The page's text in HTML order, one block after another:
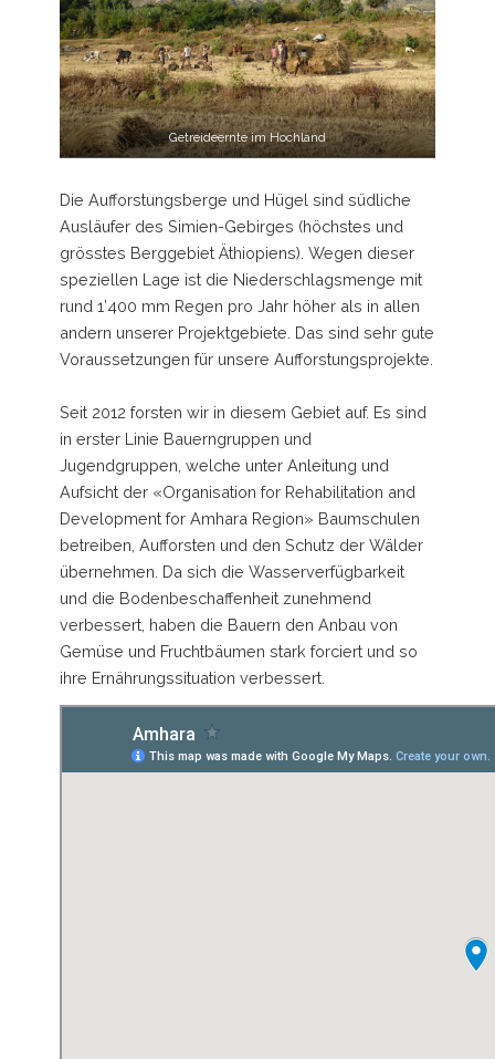
Getreideernte im Hochland
Die Aufforstungsberge und Hügel sind südliche
Ausläufer des Simien-Gebirges (höchstes und
grösstes Berggebiet Äthiopiens). Wegen dieser
speziellen Lage ist die Niederschlagsmenge mit
rund 1’400 mm Regen pro Jahr höher als in allen
andern unserer Projektgebiete. Das sind sehr gute
Voraussetzungen für unsere Aufforstungsprojekte.
Seit 2012 forsten wir in diesem Gebiet auf. Es sind
in erster Linie Bauerngruppen und
Jugendgruppen, welche unter Anleitung und
Aufsicht der «Organisation for Rehabilitation and
Development for Amhara Region» Baumschulen
betreiben, Aufforsten und den Schutz der Wälder
übernehmen. Da sich die Wasserverfügbarkeit
und die Bodenbeschaffenheit zunehmend
verbessert, haben die Bauern den Anbau von
Gemüse und Fruchtbäumen stark forciert und so
ihre Ernährungssituation verbessert.